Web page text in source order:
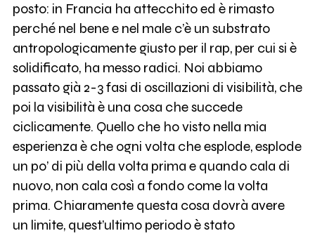
posto: in Francia ha attecchito ed è rimasto
perché nel bene e nel male c’è un substrato
antropologicamente giusto per il rap, per cui si è
solidificato, ha messo radici. Noi abbiamo
passato già 2-3 fasi di oscillazioni di visibilità, che
poi la visibilità è una cosa che succede
ciclicamente. Quello che ho visto nella mia
esperienza è che ogni volta che esplode, esplode
un po’ di più della volta prima e quando cala di
nuovo, non cala così a fondo come la volta
prima. Chiaramente questa cosa dovrà avere
un limite, quest’ultimo periodo è stato